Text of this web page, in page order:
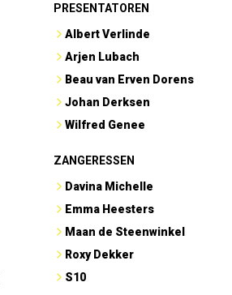
PRESENTATOREN
Albert Verlinde
Arjen Lubach
Beau van Erven Dorens
Johan Derksen
Wilfred Genee
ZANGERESSEN
Davina Michelle
Emma Heesters
Maan de Steenwinkel
Roxy Dekker
S10